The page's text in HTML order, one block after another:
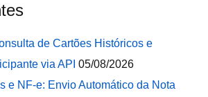
de Cartões Históricos e
via API 05/08/2026
e NF-e: Envio Automático da Nota